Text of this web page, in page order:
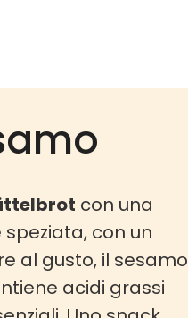
con una
con un
al gusto, il sesamo
acidi grassi